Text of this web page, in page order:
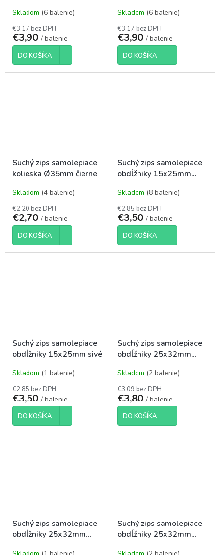
Skladom (6 balenie)
€3,17 bez DPH
€3,90 / balenie
DO KOŠÍKA
Skladom (6 balenie)
€3,17 bez DPH
€3,90 / balenie
DO KOŠÍKA
Suchý zips samolepiace
kolieska Ø35mm čierne
Skladom (4 balenie)
€2,20 bez DPH
€2,70 / balenie
DO KOŠÍKA
Suchý zips samolepiace
obdĺžniky 15x25mm
Skladom (8 balenie)
€2,85 bez DPH
€3,50 / balenie
DO KOŠÍKA
Suchý zips samolepiace
obdĺžniky 15x25mm sivé
Skladom (1 balenie)
€2,85 bez DPH
€3,50 / balenie
DO KOŠÍKA
Suchý zips samolepiace
obdĺžniky 25x32mm
Skladom (2 balenie)
€3,09 bez DPH
€3,80 / balenie
DO KOŠÍKA
Suchý zips samolepiace
obdĺžniky 25x32mm
Suchý zips samolepiace
obdĺžniky 25x32mm